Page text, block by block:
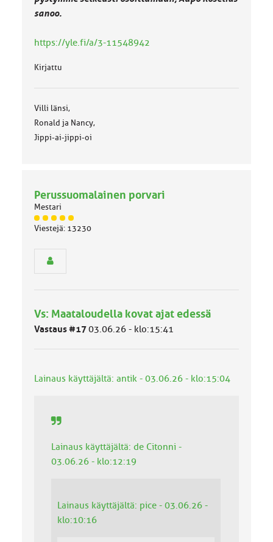
sanoo.
https://yle.fi/a/3-11548942
Kirjattu
Villi länsi,
Ronald ja Nancy,
Jippi-ai-jippi-oi
Perussuomalainen porvari
Mestari
J
ä
m
ä
k
Viestejä: 13230
Vs: Maataloudella kovat ajat edessä
Vastaus #1703.06.26 - klo:15:41
Lainaus käyttäjältä: antik - 03.06.26 - klo:15:04
Lainaus käyttäjältä: de Citonni -
03.06.26 - klo:12:19
Lainaus käyttäjältä: pice - 03.06.26 -
klo:10:16